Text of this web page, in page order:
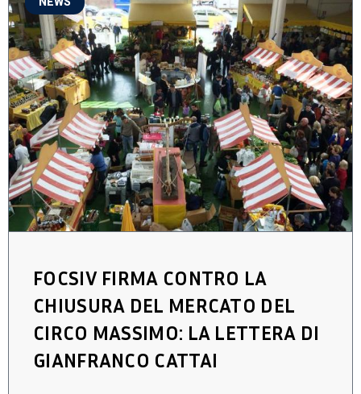
FOCSIV FIRMA CONTRO LA
CHIUSURA DEL MERCATO DEL
CIRCO MASSIMO: LA LETTERA DI
GIANFRANCO CATTAI